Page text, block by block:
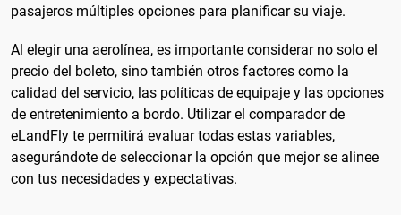
pasajeros múltiples opciones para planificar su viaje.
Al elegir una aerolínea, es importante considerar no solo el
precio del boleto, sino también otros factores como la
calidad del servicio, las políticas de equipaje y las opciones
de entretenimiento a bordo. Utilizar el comparador de
eLandFly te permitirá evaluar todas estas variables,
asegurándote de seleccionar la opción que mejor se alinee
con tus necesidades y expectativas.